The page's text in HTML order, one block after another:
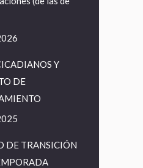
Y
DE
DE TRANSICIÓN